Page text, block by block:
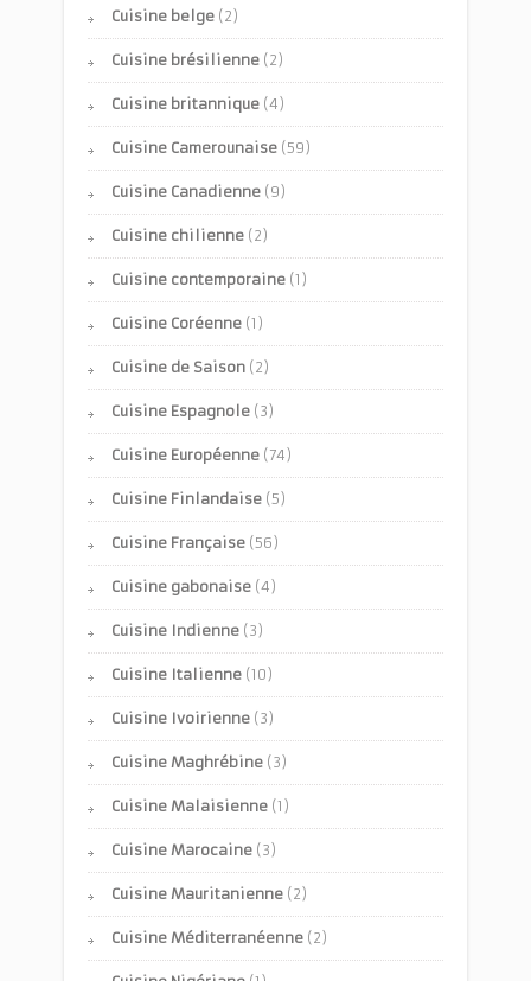
Cuisine belge (2)
Cuisine brésilienne (2)
Cuisine britannique (4)
Cuisine Camerounaise (59)
Cuisine Canadienne (9)
Cuisine chilienne (2)
Cuisine contemporaine (1)
Cuisine Coréenne (1)
Cuisine de Saison (2)
Cuisine Espagnole (3)
Cuisine Européenne (74)
Cuisine Finlandaise (5)
Cuisine Française (56)
Cuisine gabonaise (4)
Cuisine Indienne (3)
Cuisine Italienne (10)
Cuisine Ivoirienne (3)
Cuisine Maghrébine (3)
Cuisine Malaisienne (1)
Cuisine Marocaine (3)
Cuisine Mauritanienne (2)
Cuisine Méditerranéenne (2)